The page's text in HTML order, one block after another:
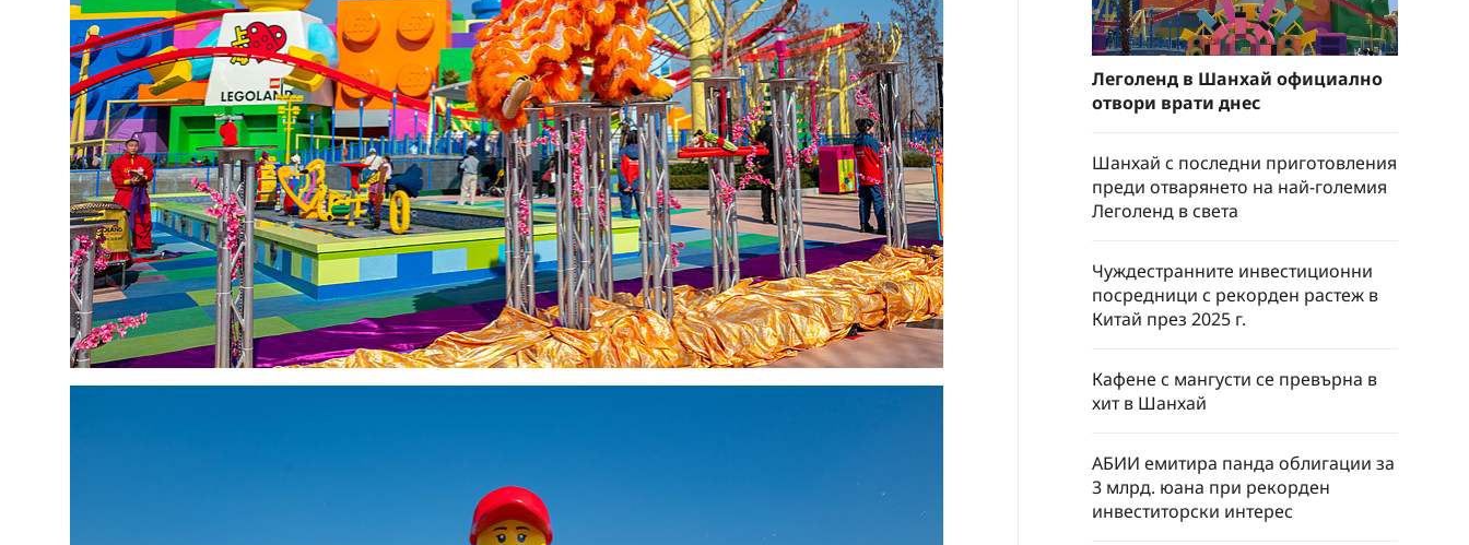
Леголенд в Шанхай официално
отвори врати днес
Шанхай с последни приготовления
преди отварянето на най-големия
Леголенд в света
Чуждестранните инвестиционни
посредници с рекорден растеж в
Китай през 2025 г.
Кафене с мангусти се превърна в
хит в Шанхай
АБИИ емитира панда облигации за
3 млрд. юана при рекорден
инвеститорски интерес